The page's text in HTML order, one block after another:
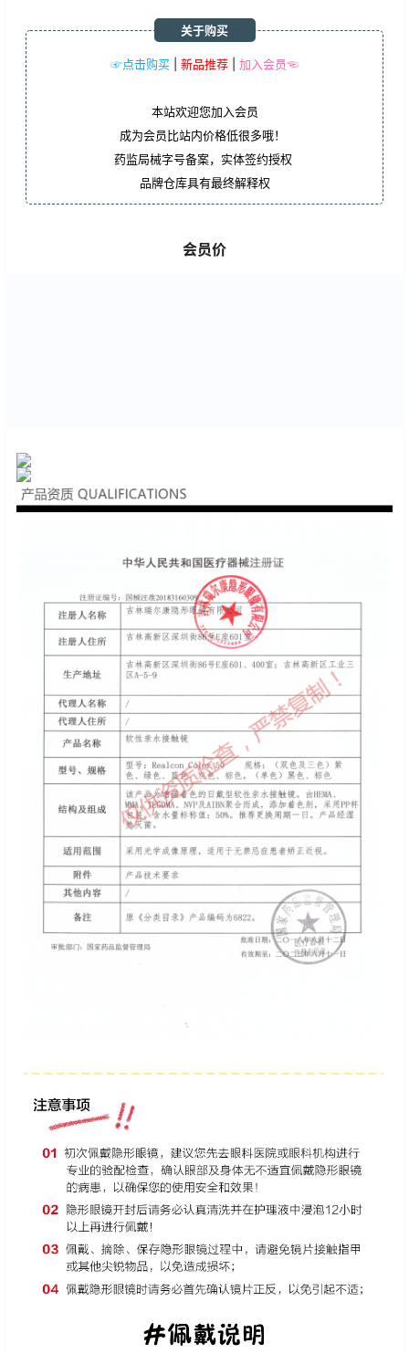
☞点击购买 新品推荐 加入会员☜
关于购买
本站欢迎您加入会员
成为会员比站内价格低很多哦！
药监局械字号备案，实体签约授权
品牌仓库具有最终解释权
会员价